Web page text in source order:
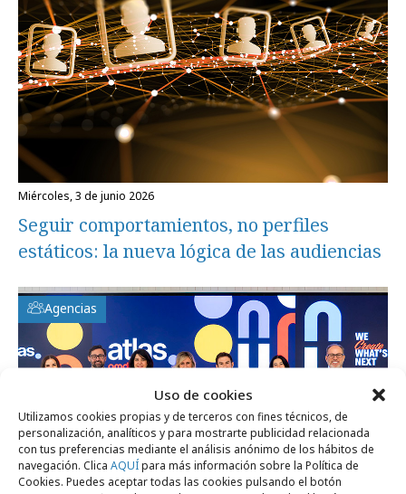
Uso de cookies
Utilizamos cookies propias y de terceros con fines técnicos, de
personalización, analíticos y para mostrarte publicidad relacionada
con tus preferencias mediante el análisis anónimo de los hábitos de
navegación. Clica AQUÍpara más información sobre la Política de
Cookies. Puedes aceptar todas las cookies pulsando el botón
miércoles, 3 de junio 2026
Seguir comportamientos, no perfiles
estáticos: la nueva lógica de las audiencias
Agencias